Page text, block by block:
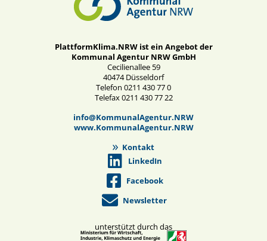
PlattformKlima.NRW ist ein Angebot der
Kommunal Agentur NRW GmbH
Cecilienallee 59
40474 Düsseldorf
Telefon 0211 430 77 0
Telefax 0211 430 77 22
info@KommunalAgentur.NRW
www.KommunalAgentur.NRW
Kontakt
LinkedIn
Facebook
Newsletter
unterstützt durch das